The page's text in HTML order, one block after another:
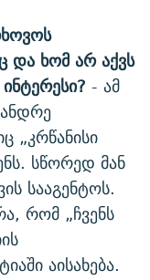
და ხომ არ აქვს
- ამ
„კრწანისი
სწორედ მან
სააგენტოს.
რომ „ჩვენს
აისახება.